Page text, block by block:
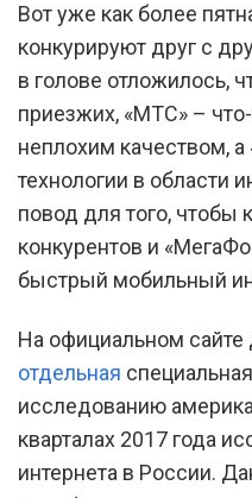
Сотовый
заявляет
мобильный
Вот уже как более
конкурируют друг с
в голове отложилось,
приезжих, «МТС» –
неплохим качеством,
технологии в области
повод для того, чтобы
конкурентов и
быстрый мобильный
На официальном сайте
отдельная
исследованию
кварталах 2017 года
интернета в России.